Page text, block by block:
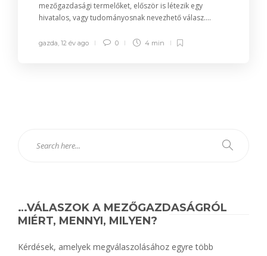
mezőgazdasági termelőket, először is létezik egy
hivatalos, vagy tudományosnak nevezhető válasz....
gazda, 12 év ago 0 4 min
…VÁLASZOK A MEZŐGAZDASÁGRÓL
MIÉRT, MENNYI, MILYEN?
Kérdések, amelyek megválaszolásához egyre több